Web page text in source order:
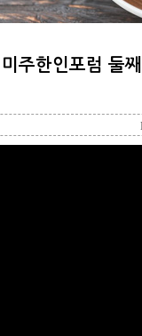
주한인포럼 둘